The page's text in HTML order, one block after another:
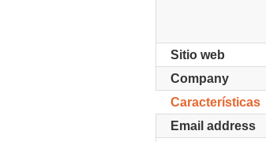
Sitio web
Company
Características
Email address